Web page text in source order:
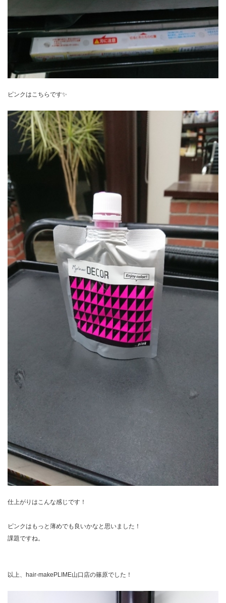
ピンクはこちらです✨
仕上がりはこんな感じです！
ピンクはもっと薄めでも良いかなと思いました！
課題ですね。
以上、hair-makePLIME山口店の篠原でした！